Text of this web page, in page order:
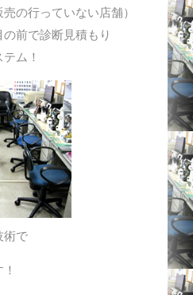
の行っていない店舗）
前で診断見積もり
ム！
術で